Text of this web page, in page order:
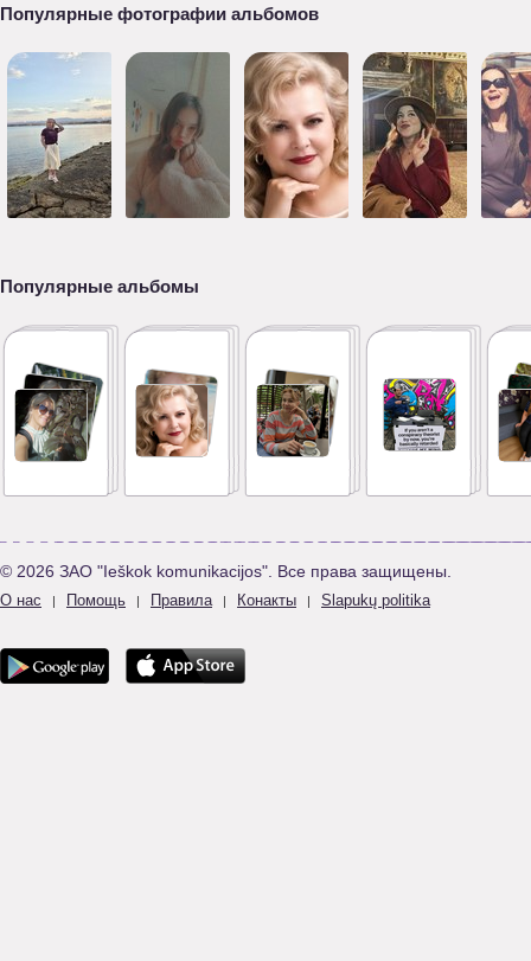
Популярные фотографии альбомов
Популярные альбомы
© 2026 ЗАО "Ieškok komunikacijos". Все права защищены.
О нас | Помощь | Правила | Конакты | Slapukų politika